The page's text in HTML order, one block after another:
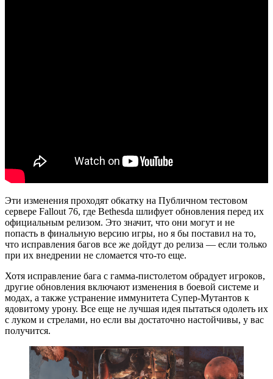
Эти изменения проходят обкатку на Публичном тестовом
сервере Fallout 76, где Bethesda шлифует обновления перед их
официальным релизом. Это значит, что они могут и не
попасть в финальную версию игры, но я бы поставил на то,
что исправления багов все же дойдут до релиза — если только
при их внедрении не сломается что-то еще.
Хотя исправление бага с гамма-пистолетом обрадует игроков,
другие обновления включают изменения в боевой системе и
модах, а также устранение иммунитета Супер-Мутантов к
ядовитому урону. Все еще не лучшая идея пытаться одолеть их
с луком и стрелами, но если вы достаточно настойчивы, у вас
получится.